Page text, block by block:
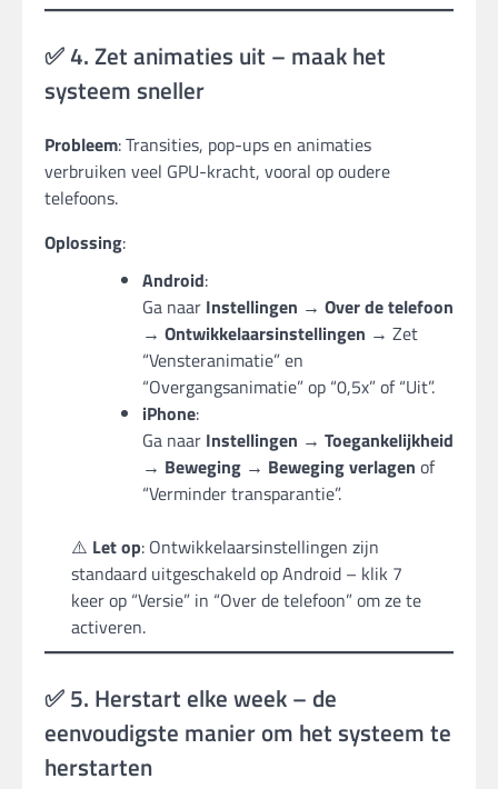
✅ 4. Zet animaties uit – maak het
systeem sneller
Probleem: Transities, pop-ups en animaties
verbruiken veel GPU-kracht, vooral op oudere
telefoons.
Oplossing:
Android:
Ga naar Instellingen → Over de telefoon
→ Ontwikkelaarsinstellingen → Zet
“Vensteranimatie” en
“Overgangsanimatie” op “0,5x” of “Uit”.
iPhone:
Ga naar Instellingen → Toegankelijkheid
→ Beweging → Beweging verlagen of
“Verminder transparantie”.
⚠️ Let op: Ontwikkelaarsinstellingen zijn
standaard uitgeschakeld op Android – klik 7
keer op “Versie” in “Over de telefoon” om ze te
activeren.
✅ 5. Herstart elke week – de
eenvoudigste manier om het systeem te
herstarten